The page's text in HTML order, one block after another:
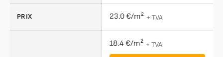
PRIX 23.0 €/m² + TVA
18.4 €/m² + TVA